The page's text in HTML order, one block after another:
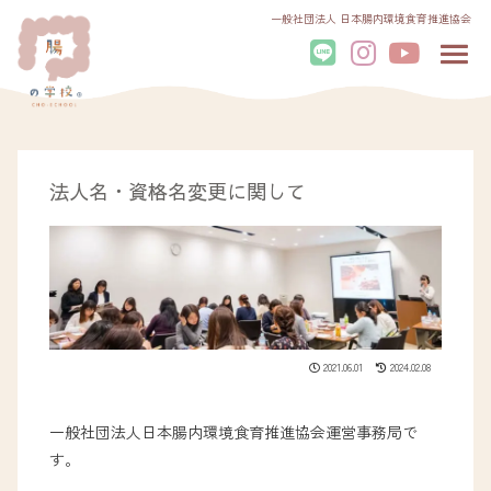
一般社団法人 日本腸内環境食育推進協会
法人名・資格名変更に関して
2021.06.01 2024.02.08
一般社団法人日本腸内環境食育推進協会運営事務局で
す。